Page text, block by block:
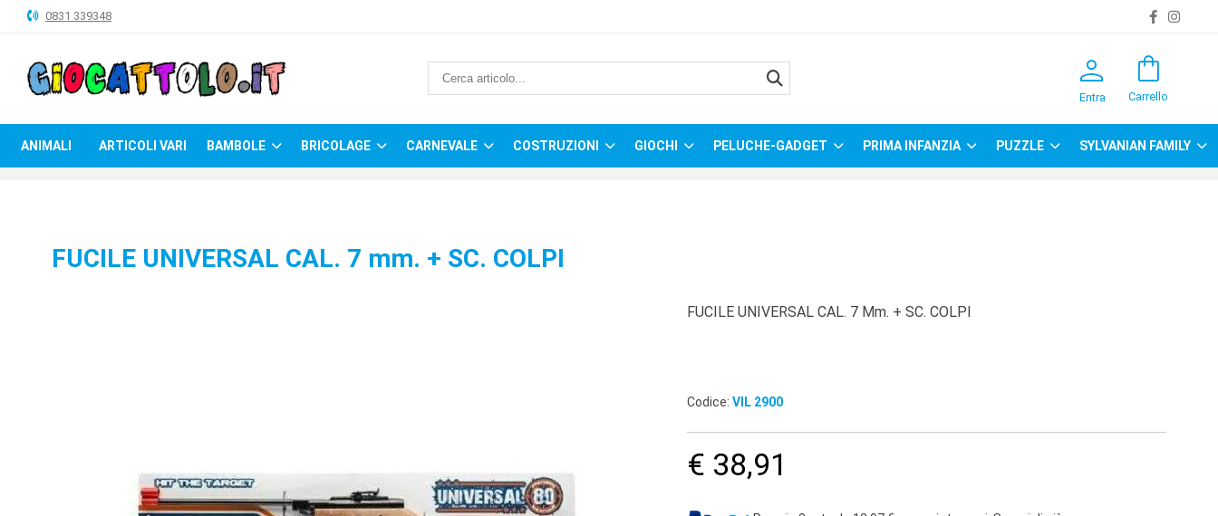
ANIMALI
BAMBOLE
0831 339348
person
Entra
shopping_bag
Carrello
ANIMALI ARTICOLI VARI BAMBOLE BRICOLAGE CARNEVALE COSTRUZIONI GIOCHI PELUCHE-GADGET PRIMA INFANZIA PUZZLE SYLVANIAN FAMILY
FUCILE UNIVERSAL CAL. 7 mm. + SC. COLPI
FUCILE UNIVERSAL CAL. 7 Mm. + SC. COLPI
Codice:VIL 2900
€ 38,91